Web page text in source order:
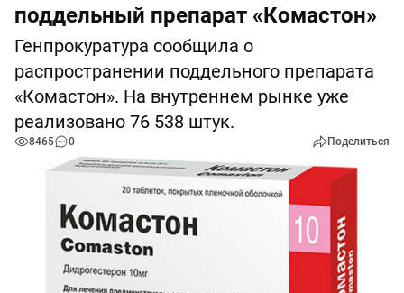
поддельный препарат «Комастон»
Генпрокуратура сообщила о
распространении поддельного препарата
«Комастон». На внутреннем рынке уже
реализовано 76 538 штук.
8465 0 Поделиться